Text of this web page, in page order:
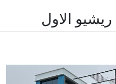
الاول